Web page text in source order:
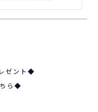
ゼント◆
ら◆